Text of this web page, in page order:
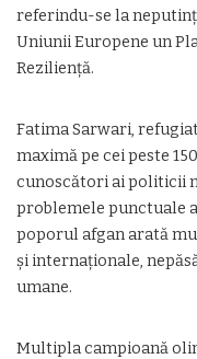
referindu-se la
Uniunii Europene un
Reziliență.
Fatima Sarwari,
maximă pe cei peste
cunoscători ai politicii
problemele punctuale
poporul afgan arată
și internaționale,
umane.
Multipla campioană